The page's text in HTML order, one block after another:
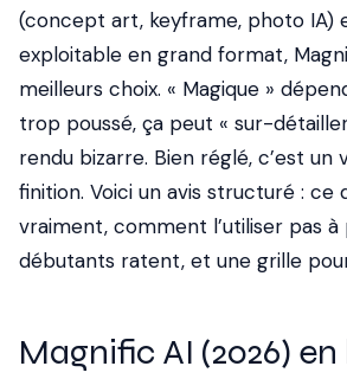
(concept art, keyframe, photo IA)
exploitable en grand format,
meilleurs choix. « Magique »
trop poussé, ça peut « sur-
rendu bizarre. Bien réglé, c’est un
finition. Voici un avis structuré : ce
vraiment, comment l’utiliser pas à
débutants ratent, et une grille
Magnific AI (2026)